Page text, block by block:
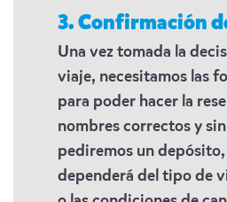
3. Confirmación
Una vez tomada la
viaje, necesitamos las
para poder hacer la
nombres correctos y
pediremos un
dependerá del tipo de